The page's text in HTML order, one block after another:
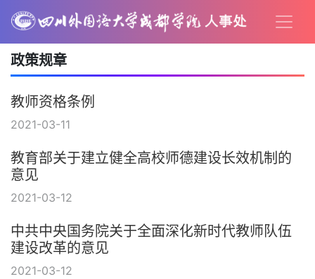
政策规章
教师资格条例
2021-03-11
教育部关于建立健全高校师德建设长效机制的
意见
2021-03-12
中共中央国务院关于全面深化新时代教师队伍
建设改革的意见
2021-03-12